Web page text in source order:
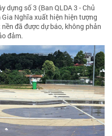
dựng số 3 (Ban QLDA 3 - Chủ
Nghĩa xuất hiện hiện tượng
đã được dự báo, không phản
đảm.